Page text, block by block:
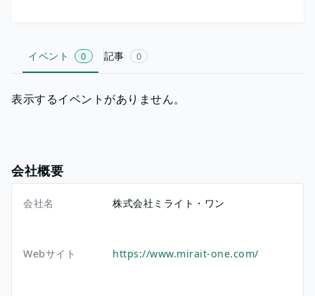
イベント 0 記事 0
表示するイベントがありません。
会社概要
会社名 株式会社ミライト・ワン
Webサイト https://www.mirait-one.com/